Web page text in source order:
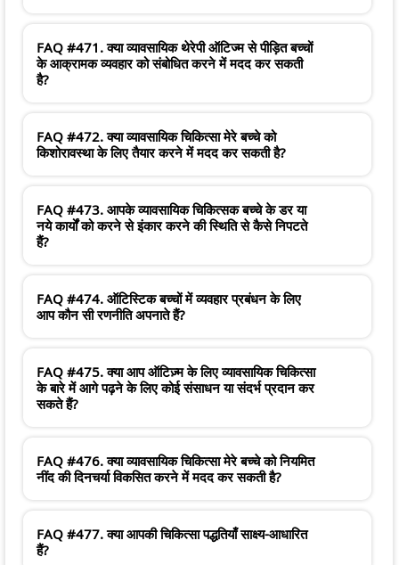
FAQ #471. क्या व्यावसायिक थेरेपी ऑटिज्म से पीड़ित बच्चों
के आक्रामक व्यवहार को संबोधित करने में मदद कर सकती
है?
FAQ #472. क्या व्यावसायिक चिकित्सा मेरे बच्चे को
किशोरावस्था के लिए तैयार करने में मदद कर सकती है?
FAQ #473. आपके व्यावसायिक चिकित्सक बच्चे के डर या
नये कार्यों को करने से इंकार करने की स्थिति से कैसे निपटते
हैं?
FAQ #474. ऑटिस्टिक बच्चों में व्यवहार प्रबंधन के लिए
आप कौन सी रणनीति अपनाते हैं?
FAQ #475. क्या आप ऑटिज़्म के लिए व्यावसायिक चिकित्सा
के बारे में आगे पढ़ने के लिए कोई संसाधन या संदर्भ प्रदान कर
सकते हैं?
FAQ #476. क्या व्यावसायिक चिकित्सा मेरे बच्चे को नियमित
नींद की दिनचर्या विकसित करने में मदद कर सकती है?
FAQ #477. क्या आपकी चिकित्सा पद्धतियाँ साक्ष्य-आधारित
हैं?